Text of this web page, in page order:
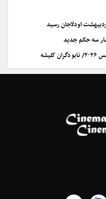
اودلاجان رسید
سه حکم جدید